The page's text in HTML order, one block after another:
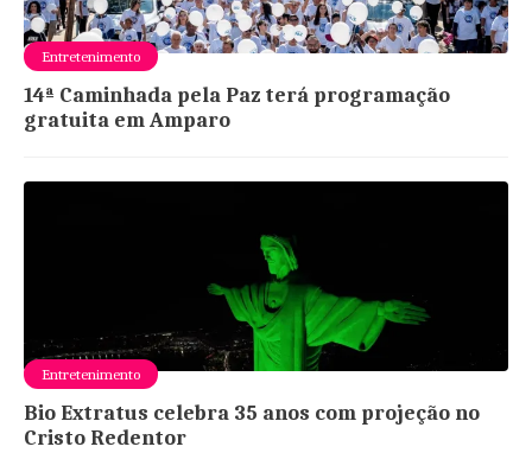
Entretenimento
14ª Caminhada pela Paz terá programação
gratuita em Amparo
Entretenimento
Bio Extratus celebra 35 anos com projeção no
Cristo Redentor